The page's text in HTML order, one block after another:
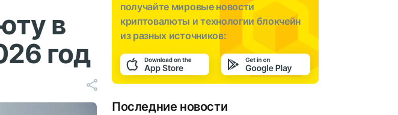
в
год
получайте мировые новости
криптовалюты и технологии блокчейн
из разных источников:
Последние новости